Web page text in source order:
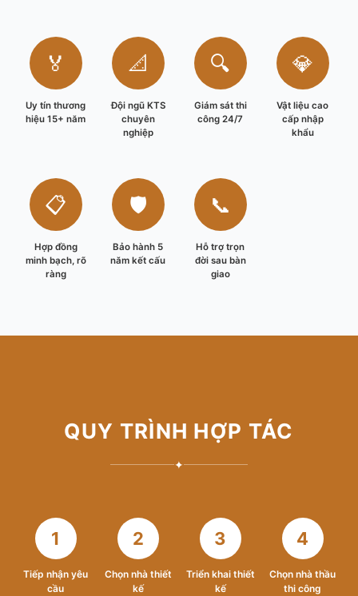
🏅
Uy tín thương
hiệu 15+ năm
📐
Đội ngũ KTS
chuyên
nghiệp
🔍
Giám sát thi
công 24/7
💎
Vật liệu cao
cấp nhập
khẩu
📋
Hợp đồng
minh bạch, rõ
ràng
🛡️
Bảo hành 5
năm kết cấu
📞
Hỗ trợ trọn
đời sau bàn
giao
QUY TRÌNH HỢP TÁC
✦
1
Tiếp nhận yêu
cầu
2
Chọn nhà thiết
kế
3
Triển khai thiết
kế
4
Chọn nhà thầu
thi công